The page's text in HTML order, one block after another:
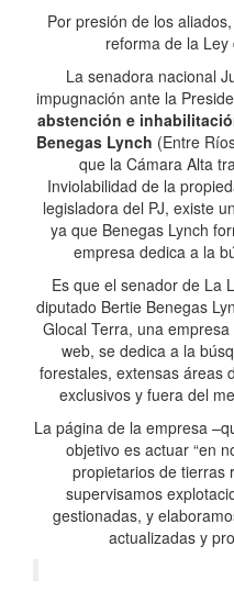
Por presión de los
reforma de la
La senadora nacional
impugnación ante la
abstención e
Benegas Lynch (Entre
que la Cámara Alta
Inviolabilidad de la
legisladora del PJ, existe
ya que Benegas Lynch
empresa dedica a la
Es que el senador de La
diputado Bertie Benegas
Glocal Terra, una
web, se dedica a la
forestales, extensas áreas
exclusivos y fuera del
La página de la empresa
objetivo es actuar “en
propietarios de tierras
supervisamos
gestionadas, y
actualizadas y